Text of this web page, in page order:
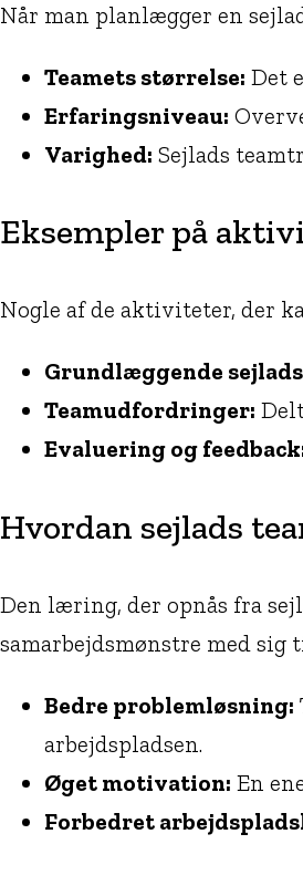
Når man planlægger en
Teamets størrelse: Det
Erfaringsniveau:
Varighed: Sejlads
Eksempler på
Nogle af de aktiviteter, der
Grundlæggende
Teamudfordringer:
Evaluering og
Hvordan sejlads
Den læring, der opnås fra
samarbejdsmønstre med sig
Bedre problemløsning:
arbejdspladsen.
Øget motivation: En
Forbedret